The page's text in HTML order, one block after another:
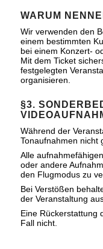
WARUM
Wir verwenden den
einem bestimmten
bei einem Konzert-
Mit dem Ticket
festgelegten
organisieren.
§3.
Während der
Tonaufnahmen nicht
Alle
oder andere
den Flugmodus zu
Bei Verstößen
der Veranstaltung
Eine Rückerstattung
Fall nicht.